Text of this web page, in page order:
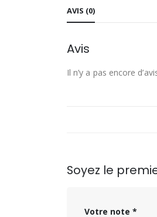
AVIS (0)
Avis
Il n’y a pas encore
Soyez le
Votre note *